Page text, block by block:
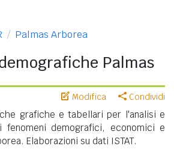
Palmas Arborea
Palmas
Modifica Condividi
grafiche e tabellari per l'analisi e
fenomeni demografici, economici e
Elaborazioni su dati ISTAT.